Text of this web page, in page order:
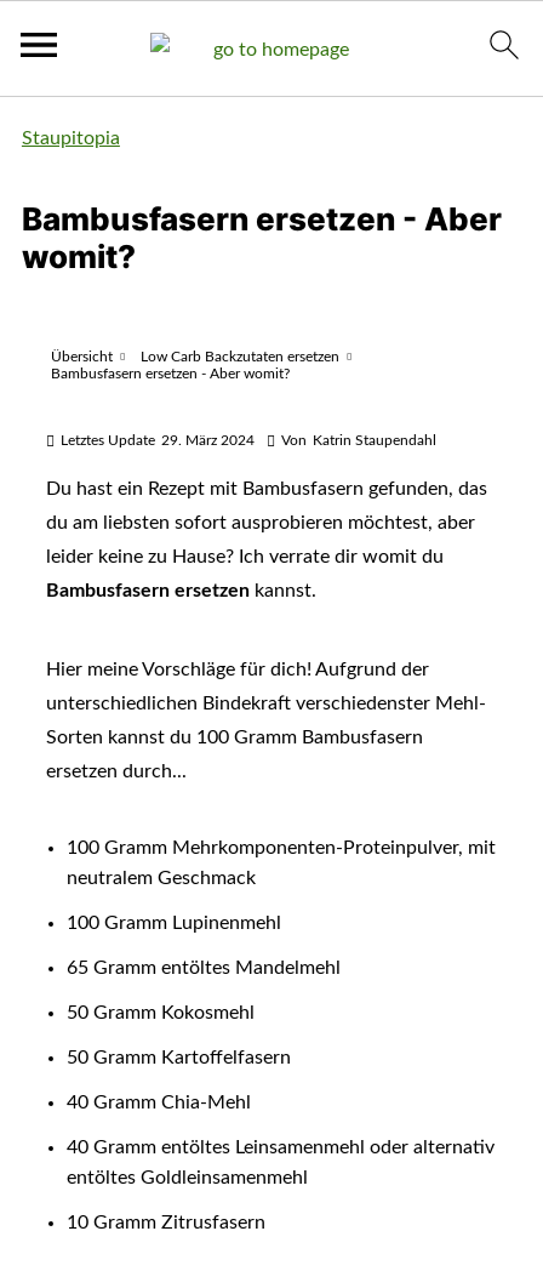
Staupitopia
Bambusfasern ersetzen - Aber
womit?
Übersicht
Low Carb Backzutaten ersetzen
Bambusfasern ersetzen - Aber womit?
Letztes Update 29. März 2024 Von Katrin Staupendahl
Du hast ein Rezept mit Bambusfasern gefunden, das
du am liebsten sofort ausprobieren möchtest, aber
leider keine zu Hause? Ich verrate dir womit du
Bambusfasern ersetzenkannst.
Hier meine Vorschläge für dich! Aufgrund der
unterschiedlichen Bindekraft verschiedenster Mehl-
Sorten kannst du 100 Gramm Bambusfasern
ersetzen durch...
100 Gramm Mehrkomponenten-Proteinpulver, mit
neutralem Geschmack
100 Gramm Lupinenmehl
65 Gramm entöltes Mandelmehl
50 Gramm Kokosmehl
50 Gramm Kartoffelfasern
40 Gramm Chia-Mehl
40 Gramm entöltes Leinsamenmehl oder alternativ
entöltes Goldleinsamenmehl
10 Gramm Zitrusfasern